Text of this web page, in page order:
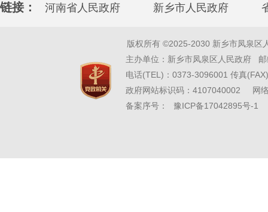
链接： 河南省人民政府 新乡市人民政府
版权所有 ©2025-2030 新乡市凤泉区
主办单位：新乡市凤泉区人民政府
电话(TEL)：0373-3096001 传真
政府网站标识码：4107040002 网
备案序号：
豫ICP备17042895号-1